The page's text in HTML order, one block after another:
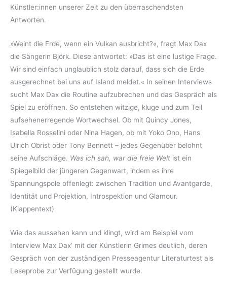
Künstler:innen unserer Zeit zu den überraschendsten
Antworten.
»Weint die Erde, wenn ein Vulkan ausbricht?«, fragt Max Dax
die Sängerin Björk. Diese antwortet: »Das ist eine lustige Frage.
Wir sind einfach unglaublich stolz darauf, dass sich die Erde
ausgerechnet bei uns auf Island meldet.« In seinen Interviews
sucht Max Dax die Routine aufzubrechen und das Gespräch als
Spiel zu eröffnen. So entstehen witzige, kluge und zum Teil
aufsehenerregende Wortwechsel. Ob mit Quincy Jones,
Isabella Rosselini oder Nina Hagen, ob mit Yoko Ono, Hans
Ulrich Obrist oder Tony Bennett – jedes Gegenüber belohnt
seine Aufschläge. Was ich sah, war die freie Welt ist ein
Spiegelbild der jüngeren Gegenwart, indem es ihre
Spannungspole offenlegt: zwischen Tradition und Avantgarde,
Identität und Projektion, Introspektion und Glamour.
(Klappentext)
Wie das aussehen kann und klingt, wird am Beispiel vom
Interview Max Dax‘ mit der Künstlerin Grimes deutlich, deren
Gespräch von der zuständigen Presseagentur Literaturtest als
Leseprobe zur Verfügung gestellt wurde.